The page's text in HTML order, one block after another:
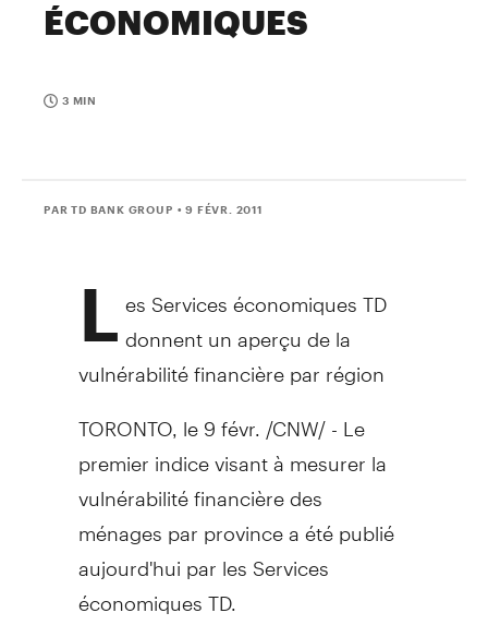
ÉCONOMIQUES
3 MIN
PAR TD BANK GROUP • 9 FÉVR. 2011
Les Services économiques TD
donnent un aperçu de la
vulnérabilité financière par région
TORONTO, le 9 févr. /CNW/ - Le
premier indice visant à mesurer la
vulnérabilité financière des
ménages par province a été publié
aujourd'hui par les Services
économiques TD.